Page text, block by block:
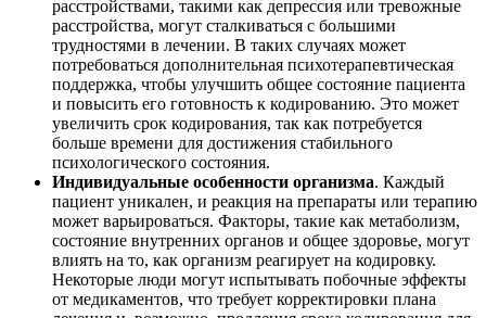
расстройствами, такими как депрессия или тревожные
расстройства, могут сталкиваться с большими
трудностями в лечении. В таких случаях может
потребоваться дополнительная психотерапевтическая
поддержка, чтобы улучшить общее состояние пациента
и повысить его готовность к кодированию. Это может
увеличить срок кодирования, так как потребуется
больше времени для достижения стабильного
психологического состояния.
Индивидуальные особенности организма. Каждый
пациент уникален, и реакция на препараты или терапию
может варьироваться. Факторы, такие как метаболизм,
состояние внутренних органов и общее здоровье, могут
влиять на то, как организм реагирует на кодировку.
Некоторые люди могут испытывать побочные эффекты
от медикаментов, что требует корректировки плана